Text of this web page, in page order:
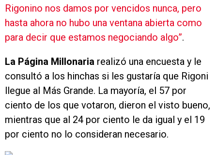
Rigonino nos damos por vencidos nunca, pero
hasta ahora no hubo una ventana abierta como
para decir que estamos negociando algo”.
La Página Millonaria realizó una encuesta y le
consultó a los hinchas si les gustaría que Rigoni
llegue al Más Grande. La mayoría, el 57 por
ciento de los que votaron, dieron el visto bueno,
mientras que al 24 por ciento le da igual y el 19
por ciento no lo consideran necesario.